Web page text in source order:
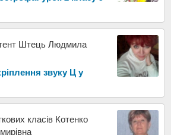
Штець Людмила
звуку Ц у
класів Котенко